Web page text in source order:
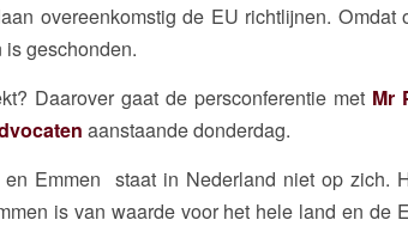
overeenkomstig de EU richtlijnen. Omdat
geschonden.
Daarover gaat de persconferentie met Mr
aanstaande donderdag.
Emmen staat in Nederland niet op zich.
is van waarde voor het hele land en de